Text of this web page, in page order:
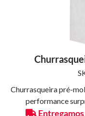
Churrasqueira pré-
performance